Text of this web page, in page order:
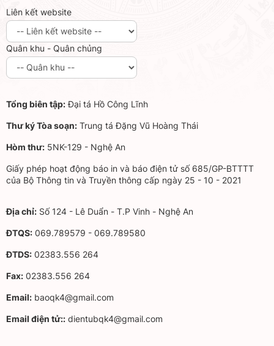
Liên kết website
Quân khu - Quân chủng
Tổng biên tập:Đại tá Hồ Công Lĩnh
Thư ký Tòa soạn: Trung tá Đặng Vũ Hoàng Thái
Hòm thư: 5NK-129 - Nghệ An
Giấy phép hoạt động báo in và báo điện tử số 685/GP-BTTTT
của Bộ Thông tin và Truyền thông cấp ngày 25 - 10 - 2021
Địa chỉ: Số 124 - Lê Duẩn - T.P Vinh - Nghệ An
ĐTQS: 069.789579 - 069.789580
ĐTDS: 02383.556 264
Fax: 02383.556 264
Email: baoqk4@gmail.com
Email điện tử:: dientubqk4@gmail.com